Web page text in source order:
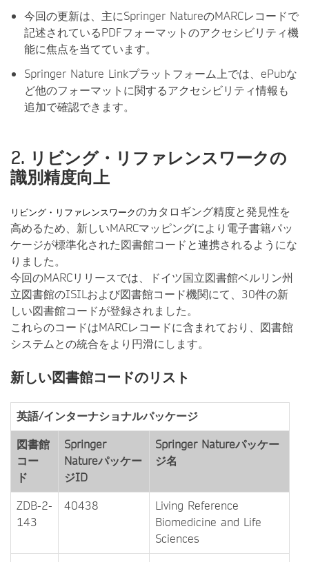
今回の更新は、主にSpringer NatureのMARCレコードで
記述されているPDFフォーマットのアクセシビリティ機
能に焦点を当てています。
Springer Nature Linkプラットフォーム上では、ePubな
ど他のフォーマットに関するアクセシビリティ情報も
追加で確認できます。
2. リビング・リファレンスワークの
識別精度向上
リビング・リファレンスワークのカタロギング精度と発見性を
高めるため、新しいMARCマッピングにより電子書籍パッ
ケージが標準化された図書館コードと連携されるようにな
りました。
今回のMARCリリースでは、ドイツ国立図書館ベルリン州
立図書館のISILおよび図書館コード機関にて、30件の新
しい図書館コードが登録されました。
これらのコードはMARCレコードに含まれており、図書館
システムとの統合をより円滑にします。
新しい図書館コードのリスト
英語/インターナショナルパッケージ
図書館
コー
ド
Springer
Natureパッケー
ジID
Springer Natureパッケー
ジ名
ZDB-2-
143
40438
Living Reference
Biomedicine and Life
Sciences